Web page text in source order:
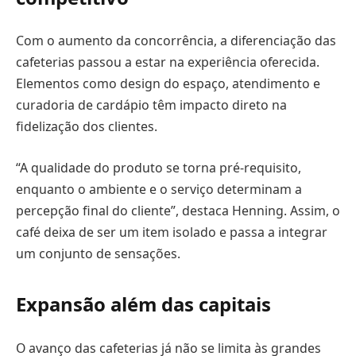
Com o aumento da concorrência, a diferenciação das
cafeterias passou a estar na experiência oferecida.
Elementos como design do espaço, atendimento e
curadoria de cardápio têm impacto direto na
fidelização dos clientes.
“A qualidade do produto se torna pré-requisito,
enquanto o ambiente e o serviço determinam a
percepção final do cliente”, destaca Henning. Assim, o
café deixa de ser um item isolado e passa a integrar
um conjunto de sensações.
Expansão além das capitais
O avanço das cafeterias já não se limita às grandes